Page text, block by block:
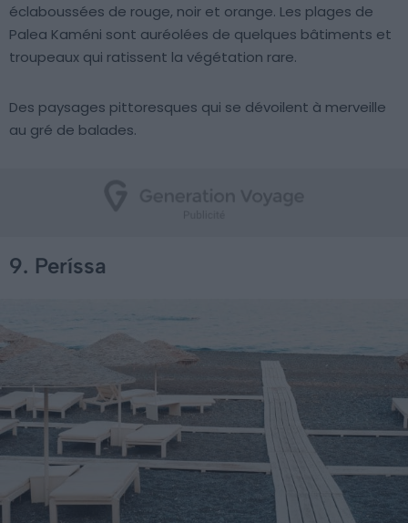
éclaboussées de rouge, noir et orange. Les plages de
Palea Kaméni sont auréolées de quelques bâtiments et
troupeaux qui ratissent la végétation rare.
Des paysages pittoresques qui se dévoilent à merveille
au gré de balades.
9. Períssa